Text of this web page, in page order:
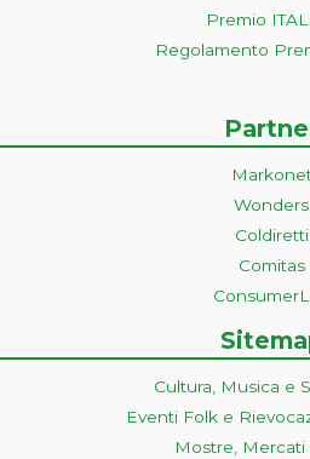
Premio
Regolamento
Wonders
Coldiretti
Comitas
Cultura, Musica e
Eventi Folk e
Mostre, Mercati